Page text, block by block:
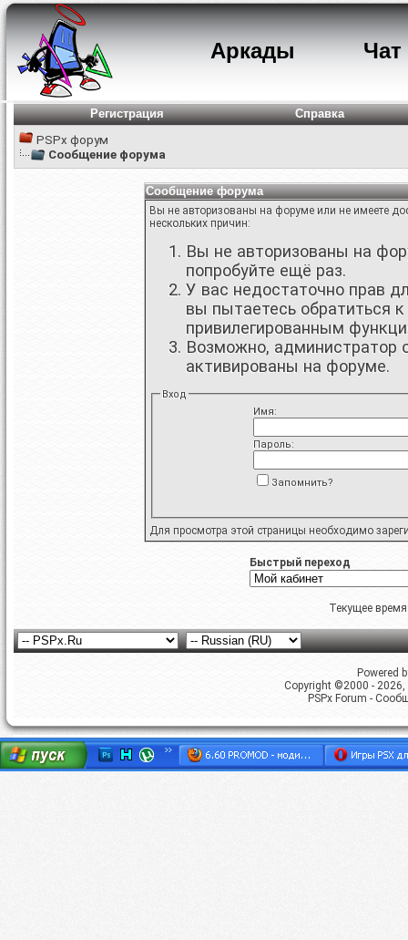
Аркады Чат
Регистрация
Справка
PSPx форум
Сообщение форума
Сообщение форума
Вы не авторизованы на форуме или не имеете
нескольких причин:
Вы не авторизованы на
попробуйте ещё раз.
У вас недостаточно прав
вы пытаетесь обратиться
привилегированным
Возможно, администратор
активированы на форуме.
Вход
Имя:
Пароль:
Запомнить?
Для просмотра этой страницы необходимо
Быстрый переход
Текущее
Powered
Copyright ©2000 -
PSPx Forum -